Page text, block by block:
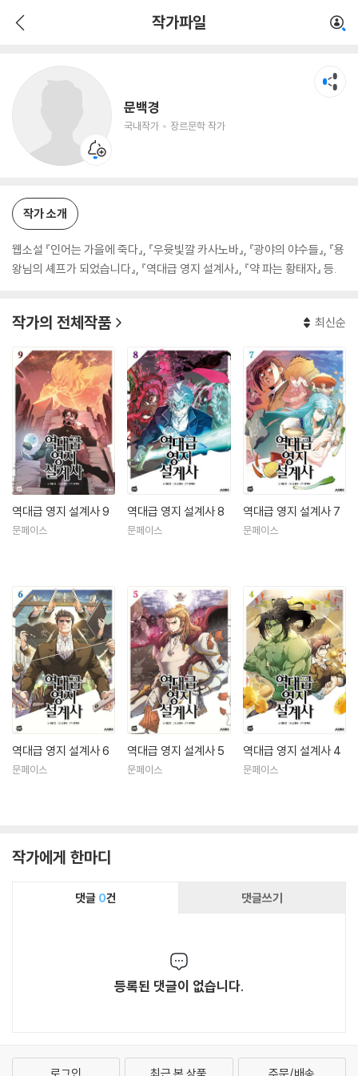
작가파일
문백경
국내작가 장르문학 작가
장르문학 작가
작가 소개
웹소설 『인어는 가을에 죽다』, 『우윳빛깔 카사노바』, 『광야의 야수들』, 『용
왕님의 셰프가 되었습니다』, 『역대급 영지 설계사』, 『약 파는 황태자』 등.
작가의 전체작품 최신순
역대급 영지 설계사 9
문페이스
역대급 영지 설계사 8
문페이스
역대급 영지 설계사 7
문페이스
역대급 영지 설계사 6
문페이스
역대급 영지 설계사 5
문페이스
역대급 영지 설계사 4
문페이스
작가에게 한마디
댓글 0건 댓글쓰기
등록된 댓글이 없습니다.